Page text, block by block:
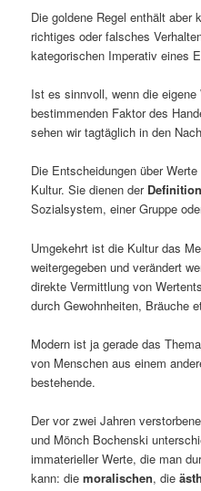
Die goldene Regel enthält aber
richtiges oder falsches
kategorischen Imperativ eines
Ist es sinnvoll, wenn die
bestimmenden Faktor des
sehen wir tagtäglich in den
Die Entscheidungen über
Kultur. Sie dienen der Definition
Sozialsystem, einer Gruppe
Umgekehrt ist die Kultur das
weitergegeben und verändert
direkte Vermittlung von
durch Gewohnheiten, Bräuche
Modern ist ja gerade das
von Menschen aus einem
bestehende.
Der vor zwei Jahren
und Mönch Bochenski
immaterieller Werte, die man
kann: diemoralischen, die